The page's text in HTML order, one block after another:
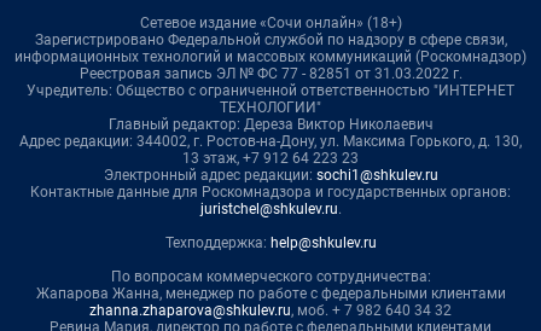
Сетевое издание «Сочи онлайн» (18+)
Зарегистрировано Федеральной службой по надзору в сфере связи,
информационных технологий и массовых коммуникаций (Роскомнадзор)
Реестровая запись ЭЛ № ФС 77 - 82851 от 31.03.2022 г.
Учредитель: Общество с ограниченной ответственностью "ИНТЕРНЕТ
ТЕХНОЛОГИИ"
Главный редактор: Дереза Виктор Николаевич
Адрес редакции: 344002, г. Ростов-на-Дону, ул. Максима Горького, д. 130,
13 этаж, +7 912 64 223 23
Электронный адрес редакции: sochi1@shkulev.ru
Контактные данные для Роскомнадзора и государственных органов:
juristchel@shkulev.ru.
Техподдержка: help@shkulev.ru
По вопросам коммерческого сотрудничества:
Жапарова Жанна, менеджер по работе с федеральными клиентами
zhanna.zhaparova@shkulev.ru, моб. + 7 982 640 34 32
Ревина Мария, директор по работе с федеральными клиентами